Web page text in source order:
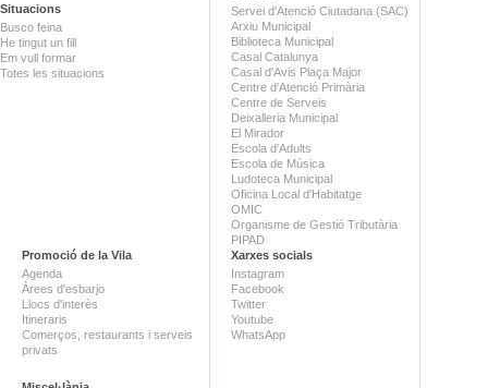
Situacions
Busco feina
He tingut un fill
Em vull formar
Totes les situacions
Servei d'Atenció Ciutadana (SAC)
Arxiu Municipal
Biblioteca Municipal
Casal Catalunya
Casal d'Avis Plaça Major
Centre d'Atenció Primària
Centre de Serveis
Deixalleria Municipal
El Mirador
Escola d'Adults
Escola de Música
Ludoteca Municipal
Oficina Local d'Habitatge
OMIC
Organisme de Gestió Tributària
PIPAD
Promoció de la Vila
Agenda
Àrees d'esbarjo
Llocs d'interès
Itineraris
Comerços, restaurants i serveis
privats
Xarxes socials
Instagram
Facebook
Twitter
Youtube
WhatsApp